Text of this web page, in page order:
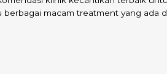
berbagai macam treatment yang ada